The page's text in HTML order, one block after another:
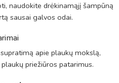
naudokite drėkinamąjį šampūną
sausai galvos odai.
apie plaukų mokslą,
priežiūros patarimus.